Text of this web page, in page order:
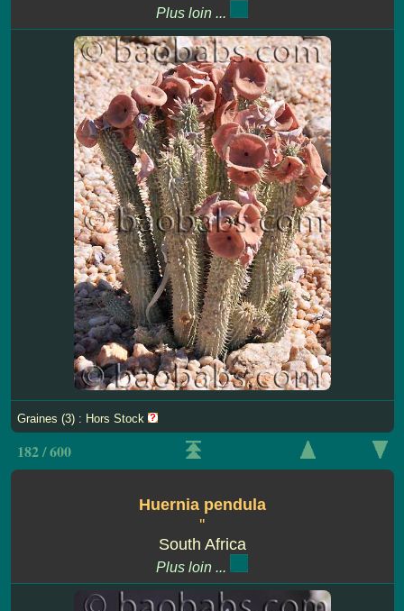
Plus loin ...
Graines (3) : Hors Stock
182 / 600
Huernia pendula
''
South Africa
Plus loin ...